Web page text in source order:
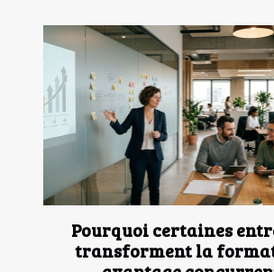
Pourquoi certaines
transforment la